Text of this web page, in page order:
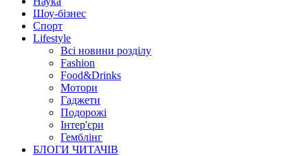
Шоу-бізнес
Спорт
Lifestyle
Всі новини розділу
Fashion
Food&Drinks
Мотори
Гаджети
Подорожі
Інтер'єри
Гемблінг
БЛОГИ ЧИТАЧІВ